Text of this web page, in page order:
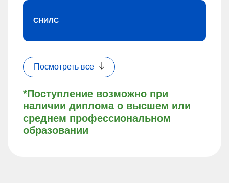
*Поступление возможно при
наличии диплома о высшем или
среднем профессиональном
образовании
СНИЛС
Посмотреть все